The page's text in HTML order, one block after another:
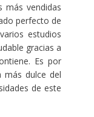
más vendidas
perfecto de
estudios
gracias a
Es por
más dulce del
de este